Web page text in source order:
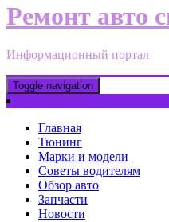
Ремонт авто
Информационный портал
Toggle navigation
Главная
Тюнинг
Марки и модели
Советы водителям
Обзор авто
Запчасти
Новости